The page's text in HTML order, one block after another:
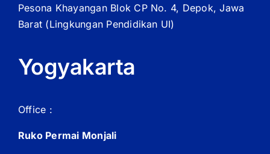
Pesona Khayangan Blok CP No. 4, Depok, Jawa
Barat (Lingkungan Pendidikan UI)
Yogyakarta
Office :
Ruko Permai Monjali